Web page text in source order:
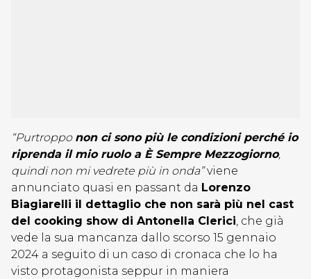
“Purtroppo non ci sono più le condizioni perché io
riprenda il mio ruolo a È Sempre Mezzogiorno,
quindi non mi vedrete più in onda”viene
annunciato quasi en passant da Lorenzo
Biagiarelli il dettaglio che non sarà più nel cast
del cooking show di Antonella Clerici, che già
vede la sua mancanza dallo scorso 15 gennaio
2024 a seguito di un caso di cronaca che lo ha
visto protagonista seppur in maniera